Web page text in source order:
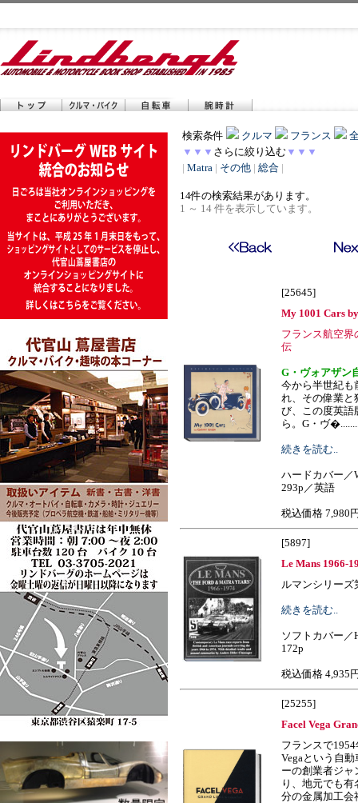
検索条件 クルマ フランス
▼▼▼ さらに絞り込む ▼▼▼
| Matra | その他 | 総合 |
14件の検索結果があります。
1 ～ 14 件を表示しています。
[25645]
My 1001 Cars
フランス航空界
伝
G・ヴォアザン
今から半世紀も
れ、その偉業と
び、この度英語
ら。G・ヴ
続きを読む..
ハードカバー／
293p／英語
税込価格 7,980
[5897]
Le Mans 1966-
ルマンシリーズ
続きを読む..
ソフトカバー／
172p
税込価格 4,935
[25255]
Facel Vega
フランスで
Vegaという自
ーの創業者ジャ
り、地元でも
分の金属加工会